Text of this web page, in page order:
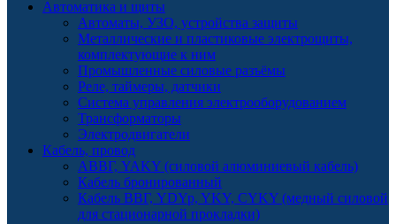
Автоматика и щиты
Автоматы, УЗО, устройства защиты
Металлические и пластиковые электрощиты,
комплектующие к ним
Промышленные силовые разъёмы
Реле, таймеры, датчики
Система управления электрооборудованием
Трансформаторы
Электродвигатели
Кабель, провод
АВВГ, YAKY (силовой алюминиевый кабель)
Кабель бронированный
Кабель ВВГ, YDYp, YKY, CYKY (медный силовой
для стационарной прокладки)